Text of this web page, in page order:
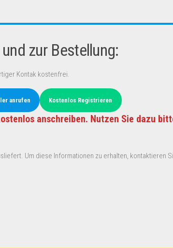
zur Bestellung:
Kontak kostenfrei.
anrufen Kostenlos Registrieren
anschreiben. Nutzen Sie dazu
Um diese Informationen zu erhalten, kontaktieren